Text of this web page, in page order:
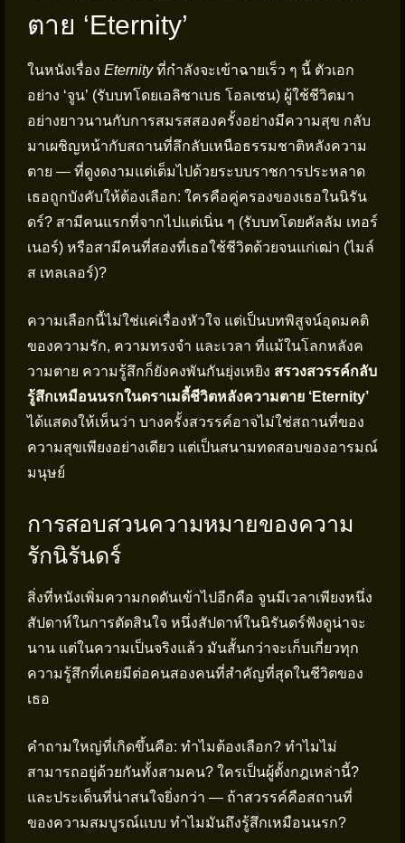
ตาย ‘Eternity’
ในหนังเรื่อง Eternityที่กำลังจะเข้าฉายเร็ว ๆ นี้ ตัวเอก
อย่าง ‘จูน’ (รับบทโดยเอลิซาเบธ โอลเซน) ผู้ใช้ชีวิตมา
อย่างยาวนานกับการสมรสสองครั้งอย่างมีความสุข กลับ
มาเผชิญหน้ากับสถานที่ลึกลับเหนือธรรมชาติหลังความ
ตาย — ที่ดูงดงามแต่เต็มไปด้วยระบบราชการประหลาด
เธอถูกบังคับให้ต้องเลือก: ใครคือคู่ครองของเธอในนิรัน
ดร์? สามีคนแรกที่จากไปแต่เนิ่น ๆ (รับบทโดยคัลลัม เทอร์
เนอร์) หรือสามีคนที่สองที่เธอใช้ชีวิตด้วยจนแก่เฒ่า (ไมล์
ส เทลเลอร์)?
ความเลือกนี้ไม่ใช่แค่เรื่องหัวใจ แต่เป็นบทพิสูจน์อุดมคติ
ของความรัก, ความทรงจำ และเวลา ที่แม้ในโลกหลังค
วามตาย ความรู้สึกก็ยังคงพันกันยุ่งเหยิง สรวงสวรรค์กลับ
รู้สึกเหมือนนรกในดราเมดี้ชีวิตหลังความตาย ‘Eternity’
ได้แสดงให้เห็นว่า บางครั้งสวรรค์อาจไม่ใช่สถานที่ของ
ความสุขเพียงอย่างเดียว แต่เป็นสนามทดสอบของอารมณ์
มนุษย์
การสอบสวนความหมายของความ
รักนิรันดร์
สิ่งที่หนังเพิ่มความกดดันเข้าไปอีกคือ จูนมีเวลาเพียงหนึ่ง
สัปดาห์ในการตัดสินใจ หนึ่งสัปดาห์ในนิรันดร์ฟังดูน่าจะ
นาน แต่ในความเป็นจริงแล้ว มันสั้นกว่าจะเก็บเกี่ยวทุก
ความรู้สึกที่เคยมีต่อคนสองคนที่สำคัญที่สุดในชีวิตของ
เธอ
คำถามใหญ่ที่เกิดขึ้นคือ: ทำไมต้องเลือก? ทำไมไม่
สามารถอยู่ด้วยกันทั้งสามคน? ใครเป็นผู้ตั้งกฎเหล่านี้?
และประเด็นที่น่าสนใจยิ่งกว่า — ถ้าสวรรค์คือสถานที่
ของความสมบูรณ์แบบ ทำไมมันถึงรู้สึกเหมือนนรก?